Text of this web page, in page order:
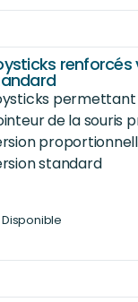
renforcés
de la souris
standard
Disponible